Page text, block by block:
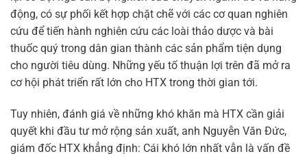
động, có sự phối kết hợp chặt chẽ với các cơ quan nghiên
cứu để tiến hành nghiên cứu các loài thảo dược và bài
thuốc quý trong dân gian thành các sản phẩm tiện dụng
cho người tiêu dùng. Những yếu tố thuận lợi trên đã mở ra
cơ hội phát triển rất lớn cho HTX trong thời gian tới.
Tuy nhiên, đánh giá về những khó khăn mà HTX cần giải
quyết khi đầu tư mở rộng sản xuất, anh Nguyễn Văn Đức,
giám đốc HTX khẳng định: Cái khó lớn nhất vẫn là vấn đề